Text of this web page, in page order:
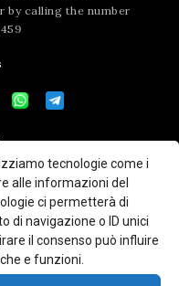
tecnologie come i
alle informazioni del
ci permetterà di
di navigazione o ID unici
il consenso può influire
e funzioni.
by calling the number